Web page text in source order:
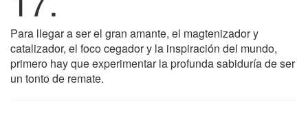
Para llegar a ser el gran amante, el magtenizador y
catalizador, el foco cegador y la inspiración del mundo,
primero hay que experimentar la profunda sabiduría de ser
un tonto de remate.